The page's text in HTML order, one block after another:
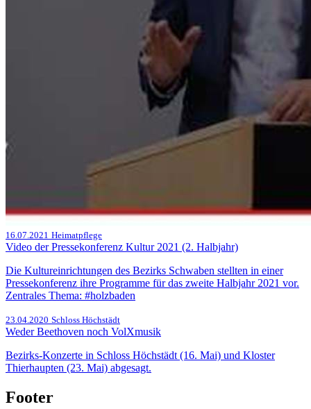
16.07.2021 Heimatpflege
Video der Pressekonferenz Kultur 2021 (2. Halbjahr)
Die Kultureinrichtungen des Bezirks Schwaben stellten in einer
Pressekonferenz ihre Programme für das zweite Halbjahr 2021 vor.
Zentrales Thema: #holzbaden
23.04.2020 Schloss Höchstädt
Weder Beethoven noch VolXmusik
Bezirks-Konzerte in Schloss Höchstädt (16. Mai) und Kloster
Thierhaupten (23. Mai) abgesagt.
Footer